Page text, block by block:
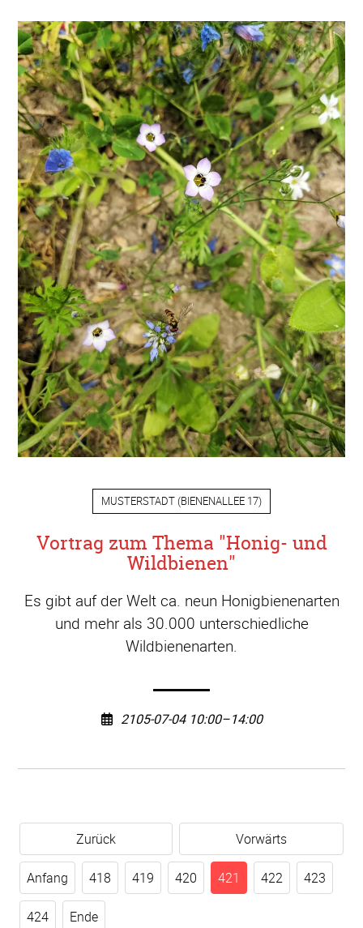
MUSTERSTADT (BIENENALLEE 17)
Vortrag zum Thema "Honig- und
Wildbienen"
Es gibt auf der Welt ca. neun Honigbienenarten
und mehr als 30.000 unterschiedliche
Wildbienenarten.
2105-07-04 10:00–14:00
Zurück Vorwärts
Anfang 418 419 420 421 422 423
424 Ende